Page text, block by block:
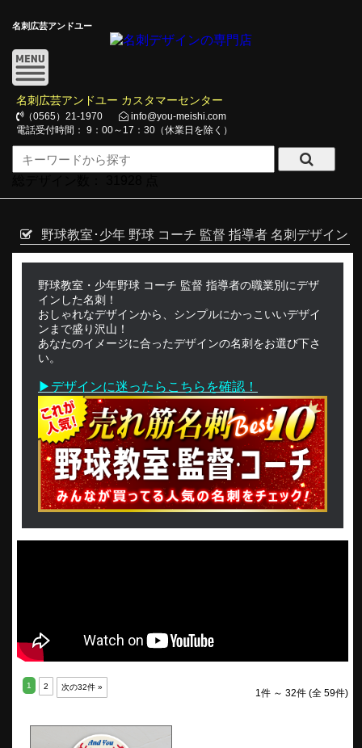
名刺広芸アンドユー
名刺広芸アンドユー カスタマーセンター
（0565）21-1970
info@you-meishi.com
電話受付時間： 9：00～17：30（休業日を除く）
野球教室･少年 野球 コーチ 監督 指導者 名刺デザイン
野球教室・少年野球 コーチ 監督 指導者の職業別にデザ
インした名刺！
おしゃれなデザインから、シンプルにかっこいいデザイ
ンまで盛り沢山！
あなたのイメージに合ったデザインの名刺をお選び下さ
い。
▶デザインに迷ったらこちらを確認！
1件 ～ 32件 (全 59件)
1 2 次の32件 »